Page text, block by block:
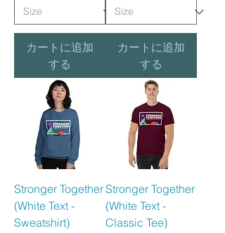
カートに追加
する
カートに追加
する
Stronger Together
(White Text -
Sweatshirt)
Stronger Together
(White Text -
Classic Tee)